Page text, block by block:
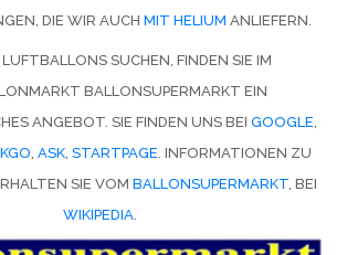
DIE WIR AUCH MIT HELIUM ANLIEFERN.
SUCHEN, FINDEN SIE IM
BALLONSUPERMARKT EIN
ANGEBOT. SIE FINDEN UNS BEI GOOGLE,
, ASK, STARTPAGE. INFORMATIONEN ZU
SIE VOM BALLONSUPERMARKT, BEI
WIKIPEDIA.